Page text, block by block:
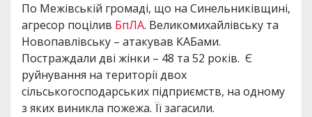
По Межівській громаді, що на Синельниківщині,
агресор поцілив БпЛА. Великомихайлівську та
Новопавлівську – атакував КАБами.
Постраждали дві жінки – 48 та 52 років. Є
руйнування на території двох
сільськогосподарських підприємств, на одному
з яких виникла пожежа. Її загасили.